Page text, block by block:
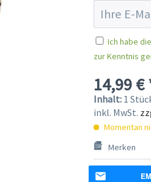
Ich habe die
zur Kenntnis
14,99 €
Inhalt: 1
inkl. MwSt.
Momentan
Merken